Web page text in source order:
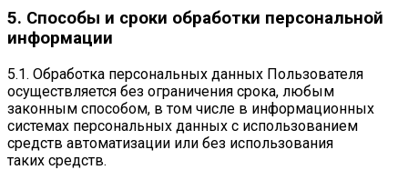
5. Способы и сроки обработки персональной
информации
5.1. Обработка персональных данных Пользователя
осуществляется без ограничения срока, любым
законным способом, в том числе в информационных
системах персональных данных с использованием
средств автоматизации или без использования
таких средств.